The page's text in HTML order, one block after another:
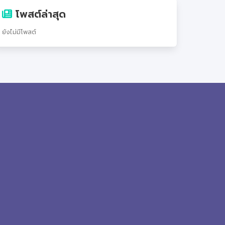
โพสต์ล่าสุด
ยังไม่มีโพสต์